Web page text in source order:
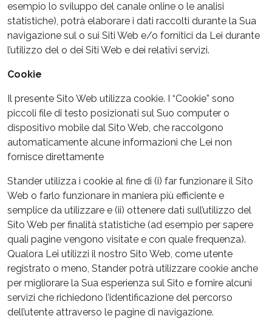
esempio lo sviluppo del canale online o le analisi
statistiche), potrà elaborare i dati raccolti durante la Sua
navigazione sul o sui Siti Web e/o fornitici da Lei durante
l’utilizzo del o dei Siti Web e dei relativi servizi.
Cookie
Il presente Sito Web utilizza cookie. I “Cookie” sono
piccoli file di testo posizionati sul Suo computer o
dispositivo mobile dal Sito Web, che raccolgono
automaticamente alcune informazioni che Lei non
fornisce direttamente
Stander utilizza i cookie al fine di (i) far funzionare il Sito
Web o farlo funzionare in maniera più efficiente e
semplice da utilizzare e (ii) ottenere dati sull’utilizzo del
Sito Web per finalità statistiche (ad esempio per sapere
quali pagine vengono visitate e con quale frequenza).
Qualora Lei utilizzi il nostro Sito Web, come utente
registrato o meno, Stander potrà utilizzare cookie anche
per migliorare la Sua esperienza sul Sito e fornire alcuni
servizi che richiedono l’identificazione del percorso
dell’utente attraverso le pagine di navigazione.